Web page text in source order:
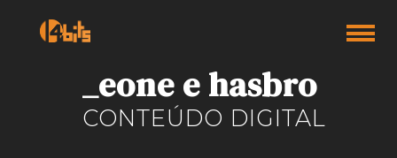
_eone e hasbro
CONTEÚDO DIGITAL